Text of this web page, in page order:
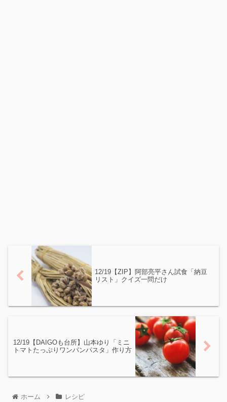
12/19【ZIP】阿部亮平さん試食「納豆
リスト」クイズ一問だけ
12/19【DAIGOも台所】山本ゆり「ミニ
トマトたっぷりワンパンパスタ」作り方
ホーム レシピ